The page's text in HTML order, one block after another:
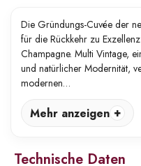
Die Gründungs-Cuvée der
für die Rückkehr zu
Champagne. Multi Vintage,
und natürlicher Modernität,
modernen…
Mehr anzeigen
Technische Daten